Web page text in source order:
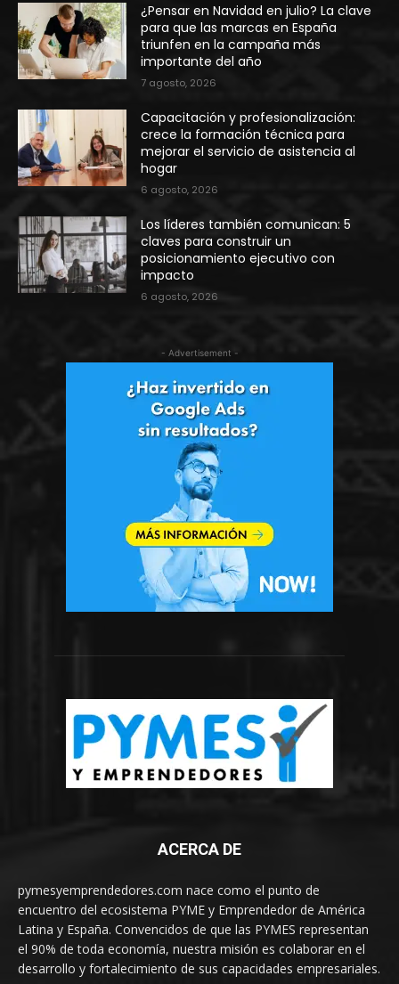
¿Pensar en Navidad en julio? La clave
para que las marcas en España
triunfen en la campaña más
importante del año
7 agosto, 2026
Capacitación y profesionalización:
crece la formación técnica para
mejorar el servicio de asistencia al
hogar
6 agosto, 2026
Los líderes también comunican: 5
claves para construir un
posicionamiento ejecutivo con
impacto
6 agosto, 2026
- Advertisement -
ACERCA DE
pymesyemprendedores.com nace como el punto de
encuentro del ecosistema PYME y Emprendedor de América
Latina y España. Convencidos de que las PYMES representan
el 90% de toda economía, nuestra misión es colaborar en el
desarrollo y fortalecimiento de sus capacidades empresariales.